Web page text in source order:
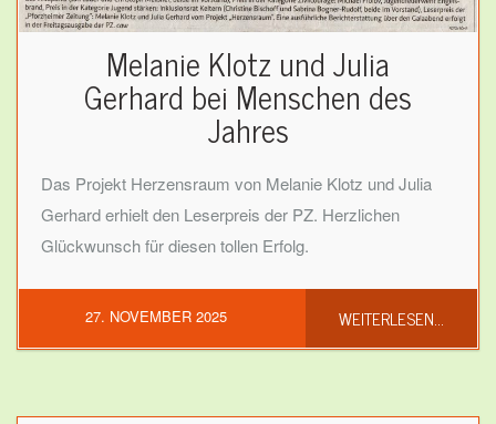
Melanie Klotz und Julia
Gerhard bei Menschen des
Jahres
Das Projekt Herzensraum von Melanie Klotz und Julia
Gerhard erhielt den Leserpreis der PZ. Herzlichen
Glückwunsch für diesen tollen Erfolg.
WEITERLESEN...
27. NOVEMBER 2025